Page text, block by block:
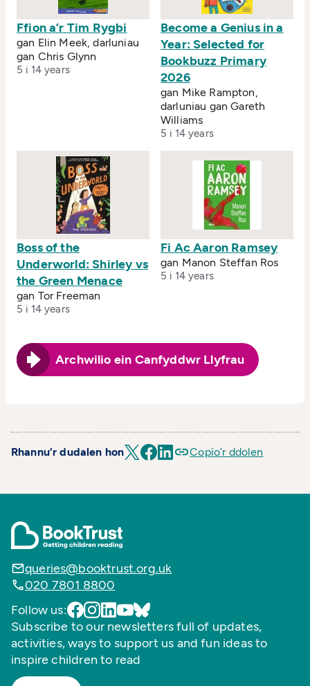
Ffion a’r Tim Rygbi
gan Elin Meek, darluniau
gan Chris Glynn
5 i 14 years
Become a Genius in a
Year: Selected for
Bookbuzz Primary
2026
gan Mike Rampton,
darluniau gan Gareth
Williams
5 i 14 years
Boss of the
Underworld: Shirley vs
the Green Menace
gan Tor Freeman
5 i 14 years
Fi Ac Aaron Ramsey
gan Manon Steffan Ros
5 i 14 years
Archwilio ein Canfyddwr Llyfrau
Rhannu’r dudalen hon Copïo’r ddolen
queries@booktrust.org.uk
020 7801 8800
Follow us:
Subscribe to our newsletters full of updates,
activities, ways to support us and fun ideas to
inspire children to read